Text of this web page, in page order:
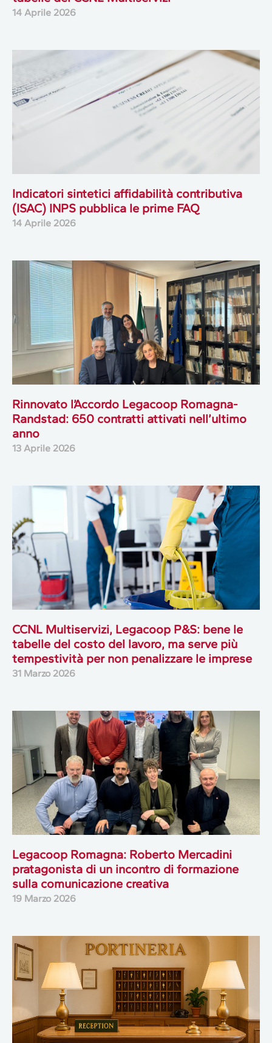
14 Aprile 2026
Indicatori sintetici affidabilità contributiva
(ISAC) INPS pubblica le prime FAQ
14 Aprile 2026
Rinnovato l’Accordo Legacoop Romagna-
Randstad: 650 contratti attivati nell’ultimo
anno
13 Aprile 2026
CCNL Multiservizi, Legacoop P&S: bene le
tabelle del costo del lavoro, ma serve più
tempestività per non penalizzare le imprese
31 Marzo 2026
Legacoop Romagna: Roberto Mercadini
pratagonista di un incontro di formazione
sulla comunicazione creativa
19 Marzo 2026